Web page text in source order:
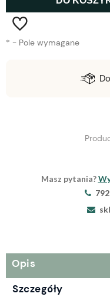
* - Pole wymagane
Masz pytania?
Opis
Szczegóły